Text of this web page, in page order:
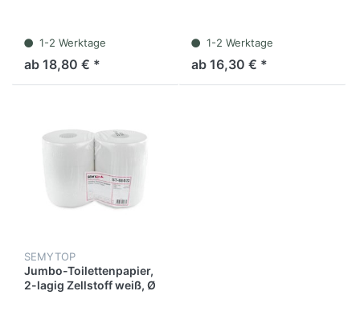
1-2 Werktage
ab 18,80 € *
1-2 Werktage
ab 16,30 € *
SEMYTOP
Jumbo-Toilettenpapier,
2-lagig Zellstoff weiß, Ø